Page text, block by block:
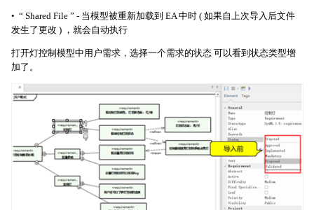
• “ Shared File ” - 当模型被重新加载到 EA 中时 ( 如果自上次导入后文件
发生了更改 ) ，就会自动执行
打开灯控制模型中用户需求，选择一个需求的状态 可以看到状态类型增
加了。